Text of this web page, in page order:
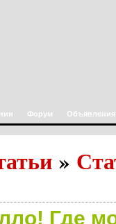
Форум Объявления
»
Где